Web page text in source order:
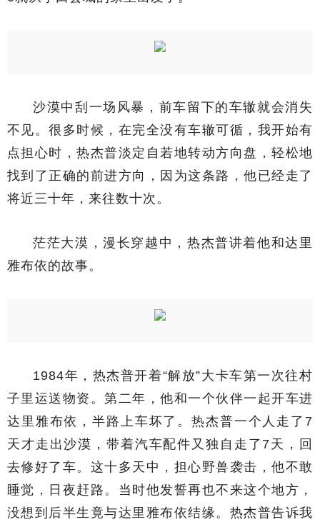
沙漠中刮一场风暴，前车留下的车辙就会消失
不见。很多时候，在完全没有车辙可循，我开始有
点担心时，热杰普淡定自若地转动方向盘，轻松地
找到了正确的前进方向，因为这条路，他已经走了
将近三十年，来往数十次。
茫茫大漠，漫长穿越中，热杰普讲着他和达里
雅布依的故事。
1984年，热杰普开着“解放”大卡车第一次往村
子里运送物资。第二年，他和一个伙伴一起开车进
达里雅布依，半路上车坏了。热杰普一个人走了7
天才走出沙漠，带着汽车配件又独自走了7天，回
去修好了车。这十多天中，担心野兽袭击，他不敢
睡觉，日夜赶路。当时他发誓再也不来这个地方，
没想到后半生竟与达里雅布依结缘。热杰普告诉我